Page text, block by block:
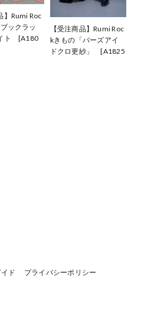
】Rumi Roc
ックラッ
ト [A180
【受注商品】Rumi Roc
kきもの「バーズアイ
ドクロ更紗」 [A1825
ド プライバシーポリシー